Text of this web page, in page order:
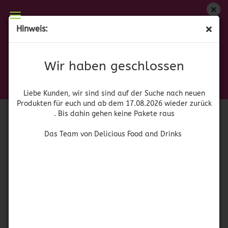
Hinweis:
Wir haben geschlossen
Liebe Kunden, wir sind sind auf der Suche nach neuen
Produkten für euch und ab dem 17.08.2026 wieder zurück
. Bis dahin gehen keine Pakete raus
Das Team von Delicious Food and Drinks
Wir haben geschlossen
zurück. Bis dahin gehen keine Pakete raus
Das Team von Delicious Food and Drinks
52888)